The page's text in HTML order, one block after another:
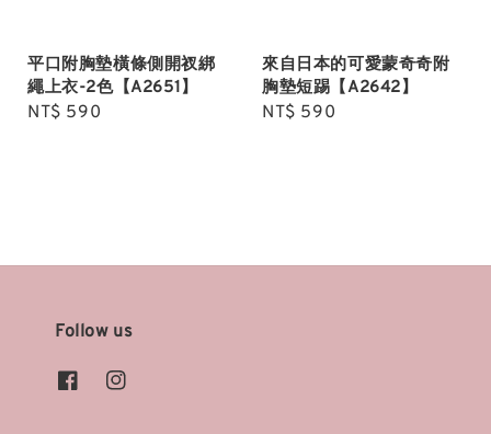
平口附胸墊橫條側開衩綁
繩上衣-2色【A2651】
Regular
NT$ 590
來自日本的可愛蒙奇奇附
胸墊短踢【A2642】
Regular
NT$ 590
Follow us